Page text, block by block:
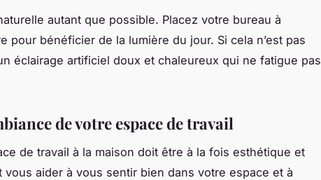
autant que possible. Placez votre bureau à
pour bénéficier de la lumière du jour. Si cela n’est pas
éclairage artificiel doux et chaleureux qui ne fatigue pas
de votre espace de travail
de travail à la maison doit être à la fois esthétique et
aider à vous sentir bien dans votre espace et à